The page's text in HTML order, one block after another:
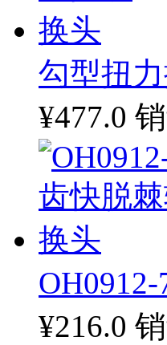
勾型扭
¥477.0
¥216.0